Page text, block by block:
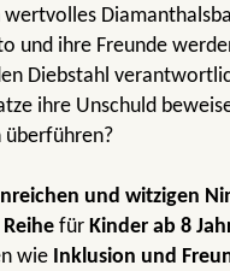
und ihre Freunde
Diebstahl
ihre Unschuld
überführen?
und witzigen
für Kinder ab 8
wie Inklusion und